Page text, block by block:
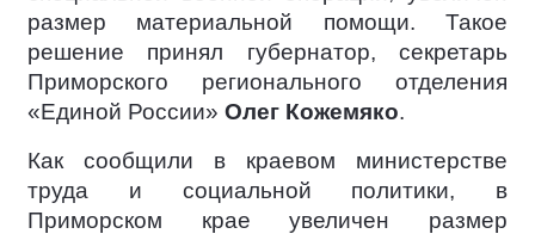
размер материальной помощи. Такое
решение принял губернатор, секретарь
Приморского регионального отделения
«Единой России» Олег Кожемяко.
Как сообщили в краевом министерстве
труда и социальной политики, в
Приморском крае увеличен размер